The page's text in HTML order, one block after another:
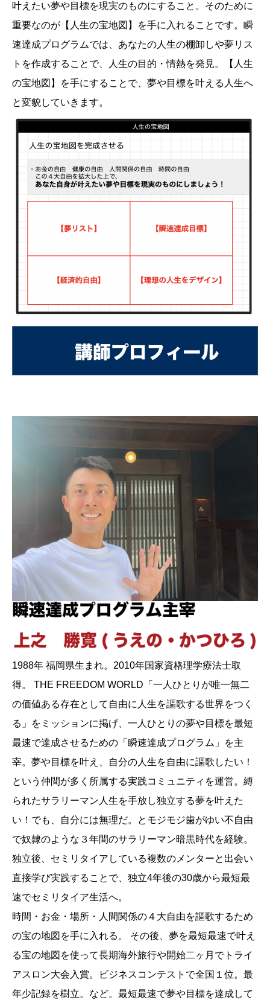
叶えたい夢や目標を現実のものにすること。そのために
重要なのが【人生の宝地図】を手に入れることです。瞬
速達成プログラムでは、あなたの人生の棚卸しや夢リス
トを作成することで、人生の目的・情熱を発見。【人生
の宝地図】を手にすることで、夢や目標を叶える人生へ
と変貌していきます。
1988年 福岡県生まれ。2010年国家資格理学療法士取
得。 THE FREEDOM WORLD「一人ひとりが唯一無二
の価値ある存在として自由に人生を謳歌する世界をつく
る」をミッションに掲げ、一人ひとりの夢や目標を最短
最速で達成させるための「瞬速達成プログラム」を主
宰。夢や目標を叶え、自分の人生を自由に謳歌したい！
という仲間が多く所属する実践コミュニティを運営。縛
られたサラリーマン人生を手放し独立する夢を叶えた
い！でも、自分には無理だ。とモジモジ歯がゆい不自由
で奴隷のような３年間のサラリーマン暗黒時代を経験。
独立後、セミリタイアしている複数のメンターと出会い
直接学び実践することで、独立4年後の30歳から最短最
速でセミリタイア生活へ。
時間・お金・場所・人間関係の４大自由を謳歌するため
の宝の地図を手に入れる。 その後、夢を最短最速で叶え
る宝の地図を使って長期海外旅行や開始二ヶ月でトライ
アスロン大会入賞。ビジネスコンテストで全国１位。最
年少記録を樹立。など。最短最速で夢や目標を達成して